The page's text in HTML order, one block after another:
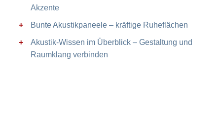
Akzente
Bunte Akustikpaneele – kräftige Ruheflächen
Akustik-Wissen im Überblick – Gestaltung und
Raumklang verbinden